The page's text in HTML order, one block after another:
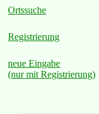
Ortssuche
Registrierung
neue Eingabe
(nur mit Registrierung)